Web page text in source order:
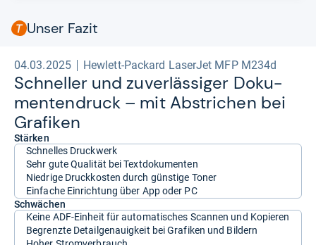
Unser Fazit
04.03.2025 Hewlett-Packard LaserJet MFP M234d
Schnel­ler und zuver­läs­si­ger Doku­
men­ten­druck – mit Abstri­chen bei
Gra­fi­ken
Stärken
Schnelles Druckwerk
Sehr gute Qualität bei Textdokumenten
Niedrige Druckkosten durch günstige Toner
Einfache Einrichtung über App oder PC
Schwächen
Keine ADF-Einheit für automatisches Scannen und Kopieren
Begrenzte Detailgenauigkeit bei Grafiken und Bildern